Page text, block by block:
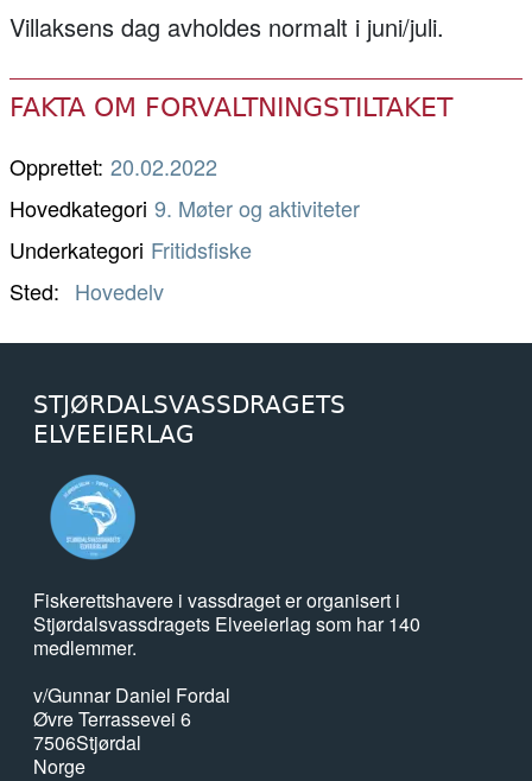
Villaksens dag avholdes normalt i juni/juli.
FAKTA OM FORVALTNINGSTILTAKET
Opprettet: 20.02.2022
Hovedkategori 9. Møter og aktiviteter
Underkategori Fritidsfiske
Sted
Hovedelv
STJØRDALSVASSDRAGETS
ELVEEIERLAG
Fiskerettshavere i vassdraget er organisert i
Stjørdalsvassdragets Elveeierlag som har 140
medlemmer.
v/Gunnar Daniel Fordal
Øvre Terrassevei 6
7506Stjørdal
Norge